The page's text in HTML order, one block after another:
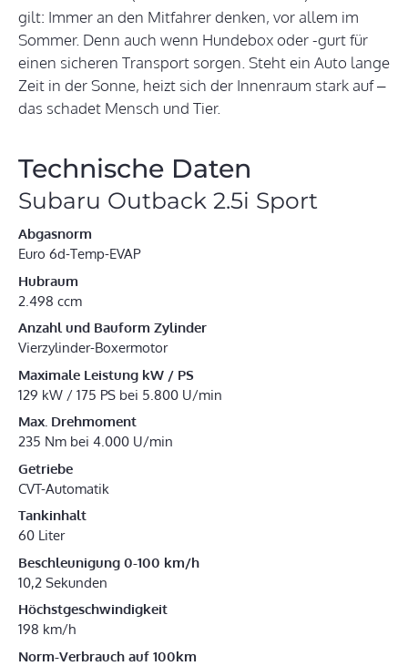
gilt: Immer an den Mitfahrer denken, vor allem im
Sommer. Denn auch wenn Hundebox oder -gurt für
einen sicheren Transport sorgen. Steht ein Auto lange
Zeit in der Sonne, heizt sich der Innenraum stark auf –
das schadet Mensch und Tier.
Technische Daten
Subaru Outback 2.5i Sport
Abgasnorm
Euro 6d-Temp-EVAP
Hubraum
2.498 ccm
Anzahl und Bauform Zylinder
Vierzylinder-Boxermotor
Maximale Leistung kW / PS
129 kW / 175 PS bei 5.800 U/min
Max. Drehmoment
235 Nm bei 4.000 U/min
Getriebe
CVT-Automatik
Tankinhalt
60 Liter
Beschleunigung 0-100 km/h
10,2 Sekunden
Höchstgeschwindigkeit
198 km/h
Norm-Verbrauch auf 100km